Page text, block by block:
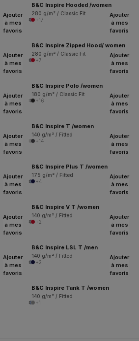
B&C Inspire Hooded /women
280 g/m² / Classic Fit
+17
Ajouter
à mes
favoris
Ajouter
à mes
favoris
B&C Inspire Zipped Hood/ women
280 g/m² / Classic Fit
+7
Ajouter
à mes
favoris
Ajouter
à mes
favoris
B&C Inspire Polo /women
180 g/m² / Classic Fit
+16
Ajouter
à mes
favoris
Ajouter
à mes
favoris
B&C Inspire T /women
140 g/m² / Fitted
+14
Ajouter
à mes
favoris
Ajouter
à mes
favoris
B&C Inspire Plus T /women
175 g/m² / Fitted
+4
Ajouter
à mes
favoris
Ajouter
à mes
favoris
B&C Inspire V T /women
140 g/m² / Fitted
+2
Ajouter
à mes
favoris
Ajouter
à mes
favoris
B&C Inspire LSL T /men
140 g/m² / Fitted
+2
Ajouter
à mes
favoris
Ajouter
à mes
favoris
B&C Inspire Tank T /women
140 g/m² / Fitted
+1